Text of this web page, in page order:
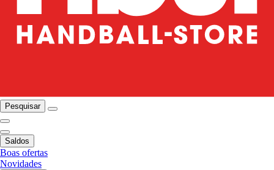
Pesquisar
Saldos
Boas ofertas
Novidades